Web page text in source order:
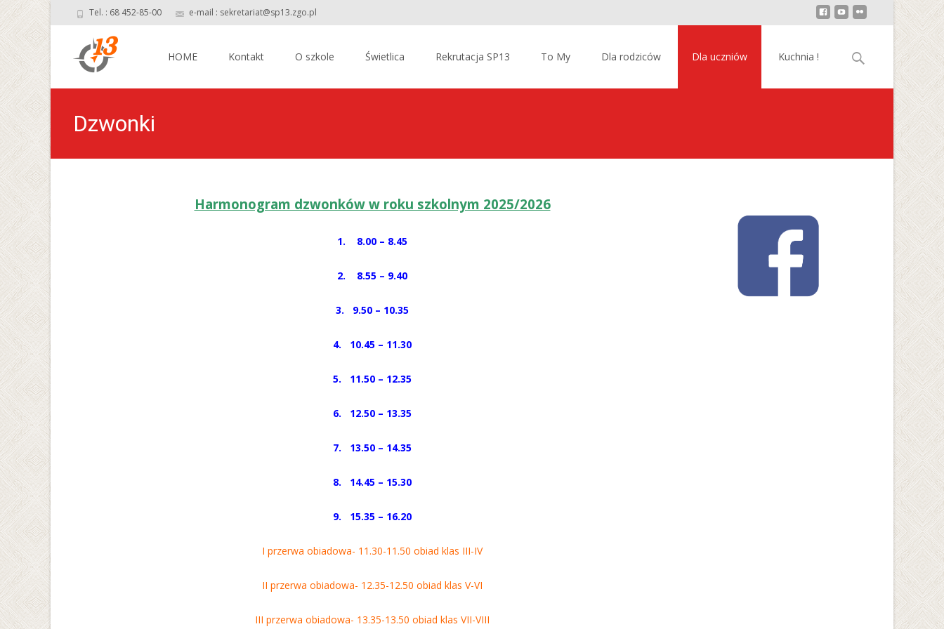
Tel. : 68 452-85-00 e-mail : sekretariat@sp13.zgo.pl
HOME Kontakt O szkole Świetlica Rekrutacja SP13 To My Dla rodziców Dla uczniów Kuchnia ! Szukaj:
Dzwonki
Harmonogram dzwonków w roku szkolnym 2025/2026
1. 8.00 – 8.45
2. 8.55 – 9.40
3. 9.50 – 10.35
4. 10.45 – 11.30
5. 11.50 – 12.35
6. 12.50 – 13.35
7. 13.50 – 14.35
8. 14.45 – 15.30
9. 15.35 – 16.20
I przerwa obiadowa- 11.30-11.50 obiad klas III-IV
II przerwa obiadowa- 12.35-12.50 obiad klas V-VI
III przerwa obiadowa- 13.35-13.50 obiad klas VII-VIII